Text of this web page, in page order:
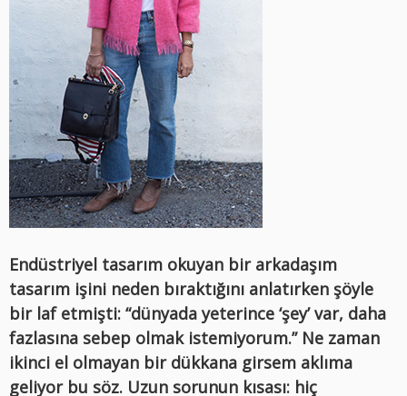
Endüstriyel tasarım okuyan bir arkadaşım
tasarım işini neden bıraktığını anlatırken şöyle
bir laf etmişti: “dünyada yeterince ‘şey’ var, daha
fazlasına sebep olmak istemiyorum.” Ne zaman
ikinci el olmayan bir dükkana girsem aklıma
geliyor bu söz. Uzun sorunun kısası: hiç